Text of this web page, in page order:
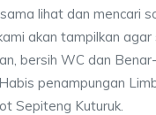
lihat dan mencari
akan tampilkan agar
bersih WC dan
penampungan
Sepiteng Kuturuk.